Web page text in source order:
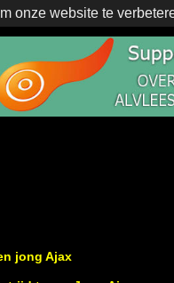
onze website te
jong Ajax